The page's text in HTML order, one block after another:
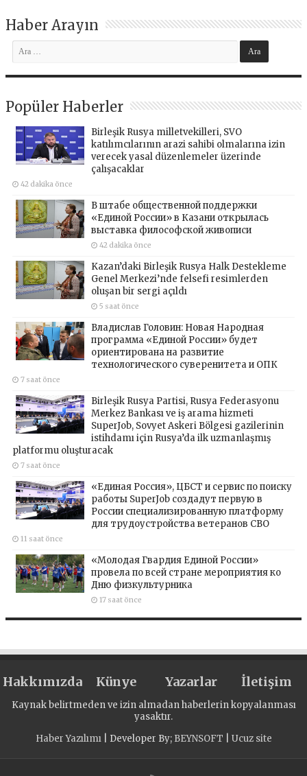
Haber Arayın
Popüler Haberler
Birleşik Rusya milletvekilleri, SVO
katılımcılarının arazi sahibi olmalarına izin
verecek yasal düzenlemeler üzerinde
çalışacaklar
42 dakika önce
В штабе общественной поддержки
«Единой России» в Казани открылась
выставка философской живописи
42 dakika önce
Kazan’daki Birleşik Rusya Halk Destekleme
Genel Merkezi’nde felsefi resimlerden
oluşan bir sergi açıldı
5 saat önce
Владислав Головин: Новая Народная
программа «Единой России» будет
ориентирована на развитие
технологического суверенитета и ОПК
7 saat önce
Birleşik Rusya Partisi, Rusya Federasyonu
Merkez Bankası ve iş arama hizmeti
SuperJob, Sovyet Askeri Bölgesi gazilerinin
istihdamı için Rusya’da ilk uzmanlaşmış
platformu oluşturacak
7 saat önce
«Единая Россия», ЦБСТ и сервис по поиску
работы SuperJob создадут первую в
России специализированную платформу
для трудоустройства ветеранов СВО
11 saat önce
«Молодая Гвардия Единой России»
провела по всей стране мероприятия ко
Дню физкультурника
17 saat önce
Hakkımızda Künye Yazarlar İletişim
Kaynak belirtmeden ve izin almadan haberlerin kopyalanması
yasaktır.
Haber Yazılımı| Developer By; BEYNSOFT Ucuz site